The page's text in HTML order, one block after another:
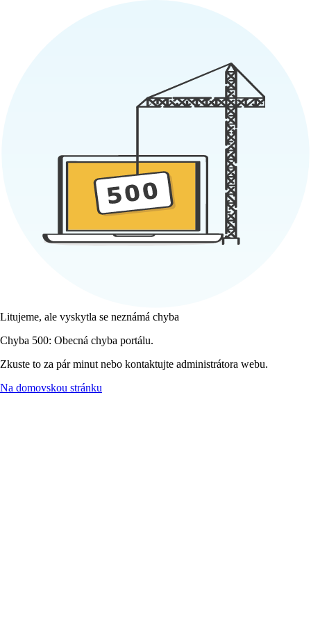
Litujeme, ale vyskytla se neznámá chyba
Chyba 500: Obecná chyba portálu.
Zkuste to za pár minut nebo kontaktujte administrátora webu.
Na domovskou stránku